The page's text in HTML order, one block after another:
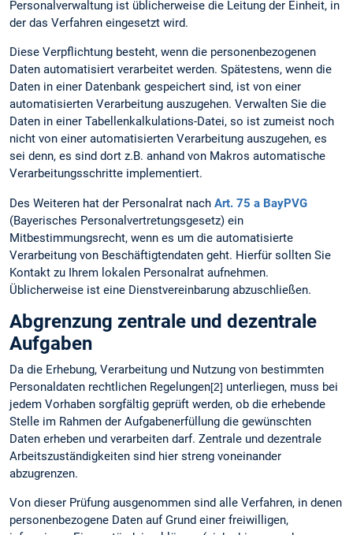
Personalverwaltung ist üblicherweise die Leitung der Einheit, in
der das Verfahren eingesetzt wird.
Diese Verpflichtung besteht, wenn die personenbezogenen
Daten automatisiert verarbeitet werden. Spätestens, wenn die
Daten in einer Datenbank gespeichert sind, ist von einer
automatisierten Verarbeitung auszugehen. Verwalten Sie die
Daten in einer Tabellenkalkulations-Datei, so ist zumeist noch
nicht von einer automatisierten Verarbeitung auszugehen, es
sei denn, es sind dort z.B. anhand von Makros automatische
Verarbeitungsschritte implementiert.
Des Weiteren hat der Personalrat nach Art. 75 a BayPVG
(Bayerisches Personalvertretungsgesetz) ein
Mitbestimmungsrecht, wenn es um die automatisierte
Verarbeitung von Beschäftigtendaten geht. Hierfür sollten Sie
Kontakt zu Ihrem lokalen Personalrat aufnehmen.
Üblicherweise ist eine Dienstvereinbarung abzuschließen.
Abgrenzung zentrale und dezentrale
Aufgaben
Da die Erhebung, Verarbeitung und Nutzung von bestimmten
Personaldaten rechtlichen Regelungen[2] unterliegen, muss bei
jedem Vorhaben sorgfältig geprüft werden, ob die erhebende
Stelle im Rahmen der Aufgabenerfüllung die gewünschten
Daten erheben und verarbeiten darf. Zentrale und dezentrale
Arbeitszuständigkeiten sind hier streng voneinander
abzugrenzen.
Von dieser Prüfung ausgenommen sind alle Verfahren, in denen
personenbezogene Daten auf Grund einer freiwilligen,